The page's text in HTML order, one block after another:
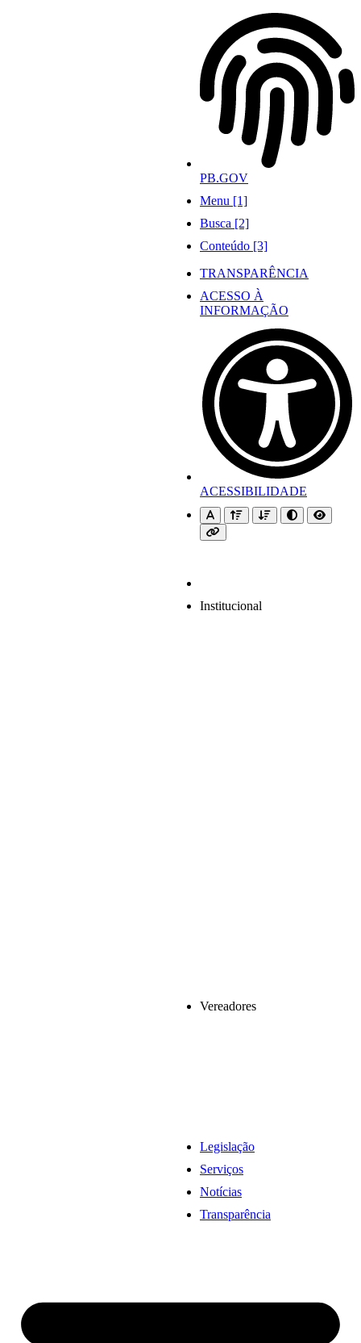
PB.GOV
Menu [1]
Busca [2]
Conteúdo [3]
TRANSPARÊNCIA
ACESSO À
INFORMAÇÃO
ACESSIBILIDADE
Institucional
Vereadores
Legislação
Serviços
Notícias
Transparência